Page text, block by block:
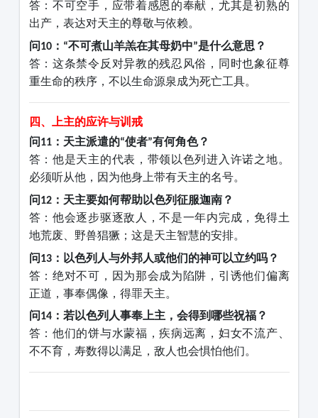
答：不可空手，应带着感恩的奉献，尤其是初熟的
出产，表达对天主的尊敬与依赖。
问10： “不可煮山羊羔在其母奶中”是什么意思？
答：这条禁令反对异教的残忍风俗，同时也象征尊
重生命的秩序，不以生命源泉成为死亡工具。
四、上主的应许与训戒
问11：天主派遣的“使者”有何角色？
答：他是天主的代表，带领以色列进入许诺之地。
必须听从他，因为他身上带有天主的名号。
问12：天主要如何帮助以色列征服迦南？
答：他会逐步驱逐敌人，不是一年内完成，免得土
地荒废、野兽猖獗；这是天主智慧的安排。
问13：以色列人与外邦人或他们的神可以立约吗？
答：绝对不可，因为那会成为陷阱，引诱他们偏离
正道，事奉偶像，得罪天主。
问14：若以色列人事奉上主，会得到哪些祝福？
答：他们的饼与水蒙福，疾病远离，妇女不流产、
不不育，寿数得以满足，敌人也会惧怕他们。